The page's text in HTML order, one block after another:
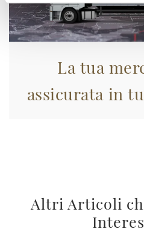
La tua
assicurata in
Altri Articoli